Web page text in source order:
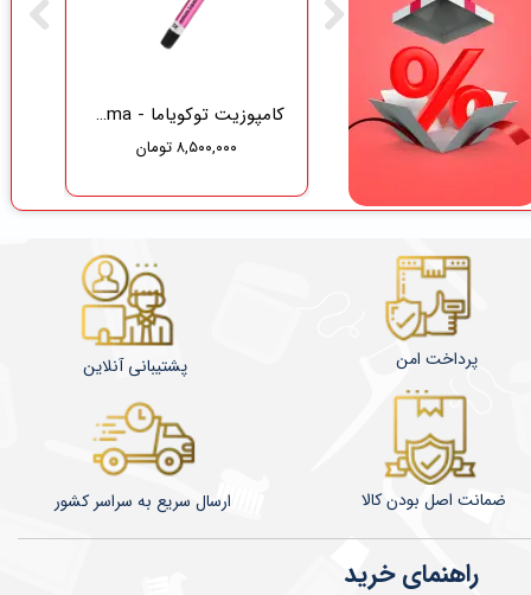
کامپوزیت توکویاما - Tokuyama
۸,۵۰۰,۰۰۰ تومان
گاز دندانپزشکی نفیس طب سلامت
۳۷۵,۰۰۰ تومان
راهنمای خرید
​​​​ارسال سریع به سراسر کشور ضمانت اصل بودن کالا
پشتیبانی آنلاین پرداخت امن